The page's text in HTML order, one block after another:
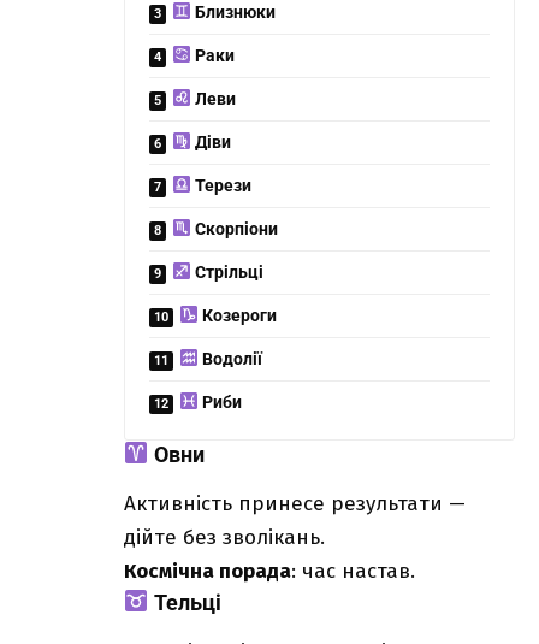
Близнюки
Раки
Леви
Діви
Терези
Скорпіони
Стрільці
Козероги
Водолії
Риби
Овни
Активність принесе результати —
дійте без зволікань.
Космічна порада: час настав.
Тельці